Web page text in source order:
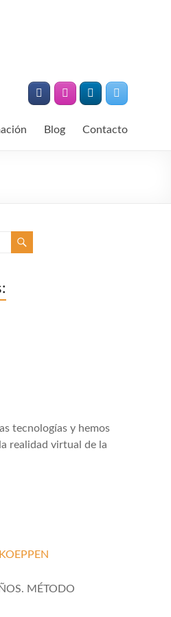
Blog Contacto
tecnologías y hemos
realidad virtual de la
MÉTODO